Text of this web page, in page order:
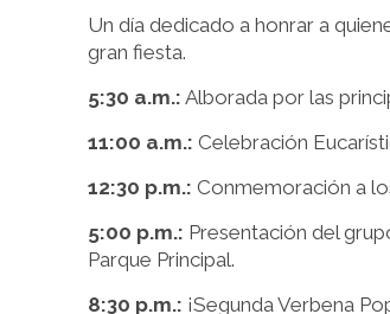
Un día dedicado a honrar a
gran fiesta.
5:30 a.m.: Alborada por las
11:00 a.m.: Celebración
12:30 p.m.: Conmemoración a
5:00 p.m.: Presentación del
Parque Principal.
8:30 p.m.: ¡Segunda Verbena